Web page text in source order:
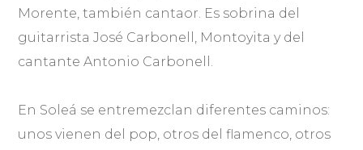
Morente, también cantaor. Es sobrina del
guitarrista José Carbonell, Montoyita y del
cantante Antonio Carbonell.
En Soleá se entremezclan diferentes caminos:
unos vienen del pop, otros del flamenco, otros